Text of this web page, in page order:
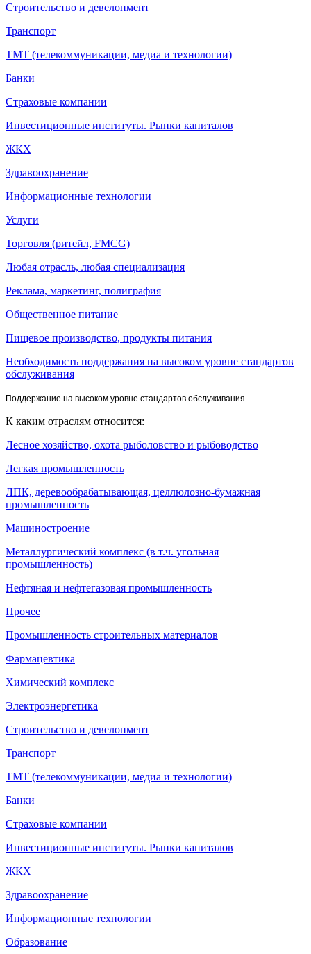
Строительство и девелопмент
Транспорт
ТМТ (телекоммуникации, медиа и технологии)
Банки
Страховые компании
Инвестиционные институты. Рынки капиталов
ЖКХ
Здравоохранение
Информационные технологии
Услуги
Торговля (ритейл, FMCG)
Любая отрасль, любая специализация
Реклама, маркетинг, полиграфия
Общественное питание
Пищевое производство, продукты питания
Необходимость поддержания на высоком уровне стандартов
обслуживания
Поддержание на высоком уровне стандартов обслуживания
К каким отраслям относится:
Лесное хозяйство, охота рыболовство и рыбоводство
Легкая промышленность
ЛПК, деревообрабатывающая, целлюлозно-бумажная
промышленность
Машиностроение
Металлургический комплекс (в т.ч. угольная
промышленность)
Нефтяная и нефтегазовая промышленность
Прочее
Промышленность строительных материалов
Фармацевтика
Химический комплекс
Электроэнергетика
Строительство и девелопмент
Транспорт
ТМТ (телекоммуникации, медиа и технологии)
Банки
Страховые компании
Инвестиционные институты. Рынки капиталов
ЖКХ
Здравоохранение
Информационные технологии
Образование